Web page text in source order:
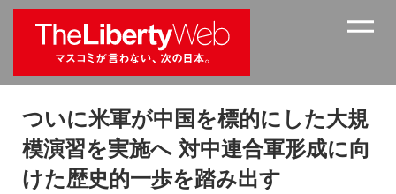
ついに米軍が中国を標的にした大規
模演習を実施へ 対中連合軍形成に向
けた歴史的一歩を踏み出す